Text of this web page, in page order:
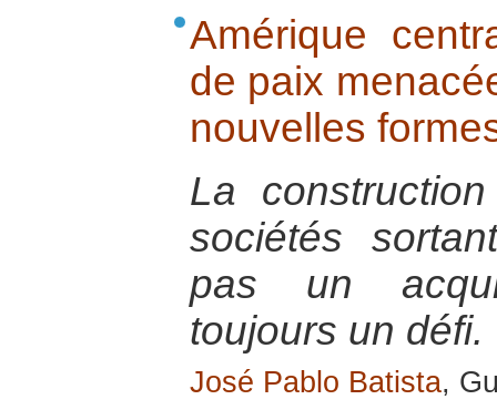
Amérique
de paix
nouvelles
La
sociétés
pas un
toujours un défi.
José Pablo Batista,